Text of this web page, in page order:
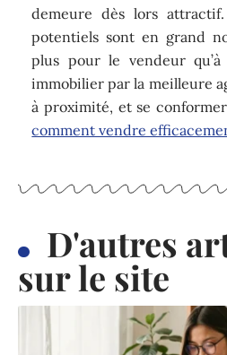
demeure dès lors
potentiels sont en grand
plus pour le vendeur
immobilier par la meilleure
à proximité, et se
comment vendre
D'autres
sur le site